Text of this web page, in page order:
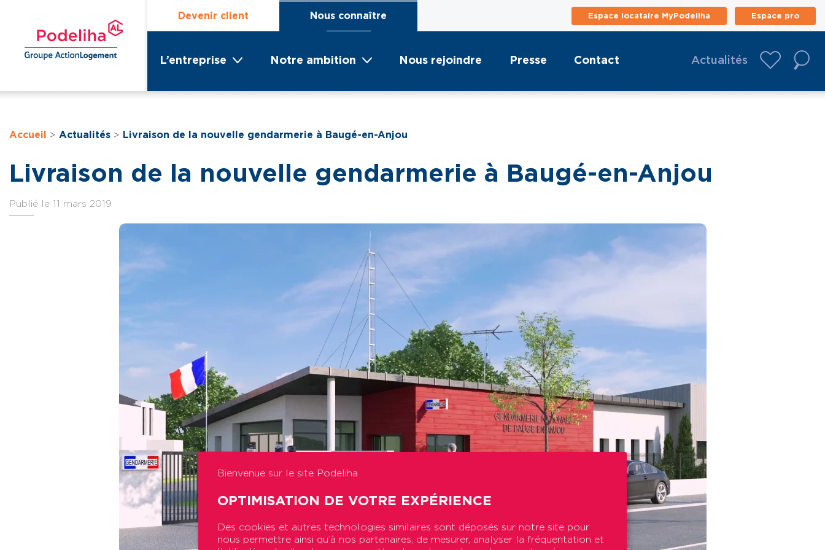
Devenir client Nous connaître Espace locataire MyPodeliha Espace pro
L’entreprise Notre ambition Nous rejoindre Presse Contact Actualités
Accueil > Actualités > Livraison de la nouvelle gendarmerie à Baugé-en-Anjou
Livraison de la nouvelle gendarmerie à Baugé-en-Anjou
Publié le 11 mars 2019
Bienvenue sur le site Podeliha
OPTIMISATION DE VOTRE EXPÉRIENCE
Des cookies et autres technologies similaires sont déposés sur notre site pour
nous permettre ainsi qu’à nos partenaires, de mesurer, analyser la fréquentation et